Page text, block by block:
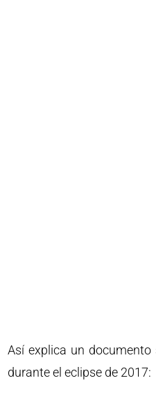
Así explica un
durante el eclipse de 2017: